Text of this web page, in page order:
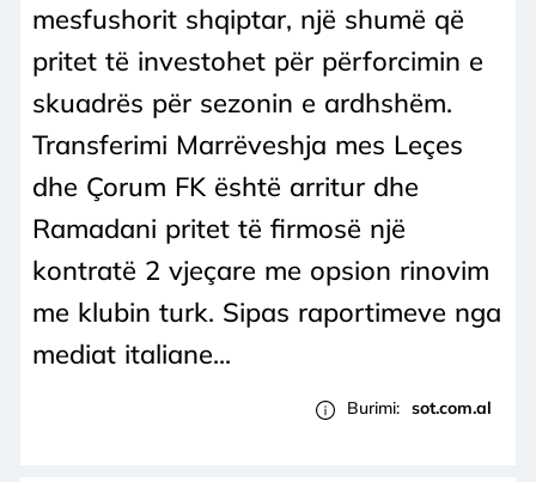
mesfushorit shqiptar, një shumë që
pritet të investohet për përforcimin e
skuadrës për sezonin e ardhshëm.
Transferimi Marrëveshja mes Leçes
dhe Çorum FK është arritur dhe
Ramadani pritet të firmosë një
kontratë 2 vjeçare me opsion rinovim
me klubin turk. Sipas raportimeve nga
mediat italiane...
Burimi: sot.com.al